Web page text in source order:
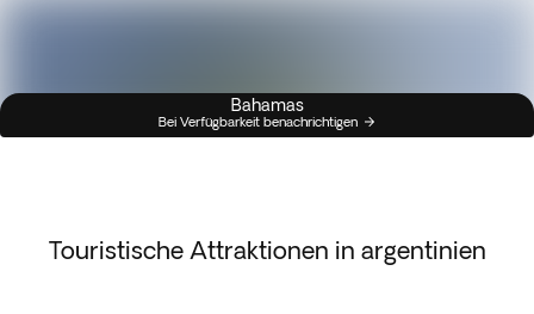
Bahamas
Bei Verfügbarkeit benachrichtigen
Touristische Attraktionen in argentinien